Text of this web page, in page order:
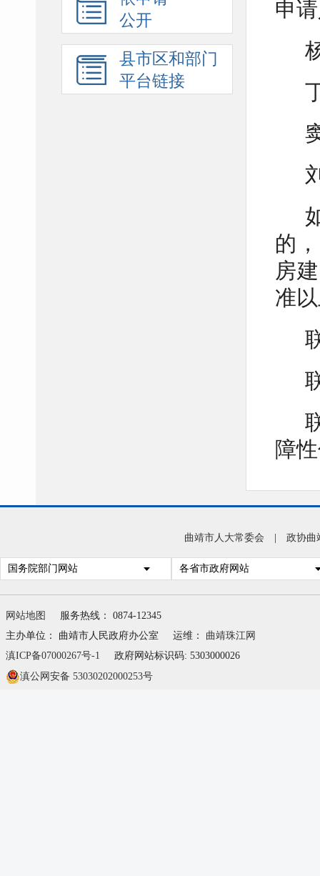
公开
县市区和部门
平台链接
申
的
房
准
障
曲靖市人大常委会 政协曲
国务院部门网站 各省市政府网站
网站地图
服务热线： 0874-12345
主办单位： 曲靖市人民政府办公室
运维： 曲靖珠江网
滇ICP备07000267号-1
政府网站标识码: 5303000026
滇公网安备 53030202000253号